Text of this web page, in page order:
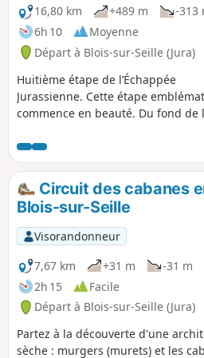
16,80 km +489 m
-313
6h 10
Moyenne
Départ à Blois-sur-Seille (Jura)
Huitième étape de l’Échappée
Jurassienne. Cette étape
commence en beauté. Du fond de
remonterez sur le plateau pour
rejoindre le petit village de
sur-Baume, qui domine la plus belle
reculée du Jura. Depuis le
Granges-sur-Baume, vous aurez
vue plongeante sur la reculée de
Baume-les-Messieurs et après une
bonne descentre, vous arrivez dans
des « Plus Beaux Villages de France
».Dominé par de vertigineuses
Baume-les-Messieurs, qui abrite
abbaye clunisienne du IXe siècle,
niche au milieu de trois reculées
Circuit des cabanes
Blois-sur-Seille
Visorandonneur
7,67 km
+31 m
-31 m
2h 15
Facile
Départ à Blois-sur-Seille (Jura)
Partez à la découverte d'une
sèche : murgers (murets) et les